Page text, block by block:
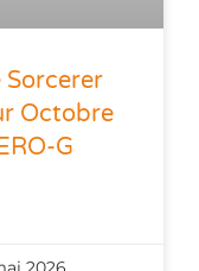
Sorcerer
Octobre
G